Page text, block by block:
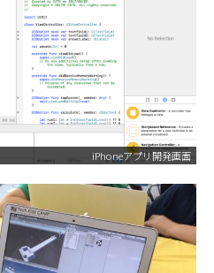
iPhoneアプリ開発画面